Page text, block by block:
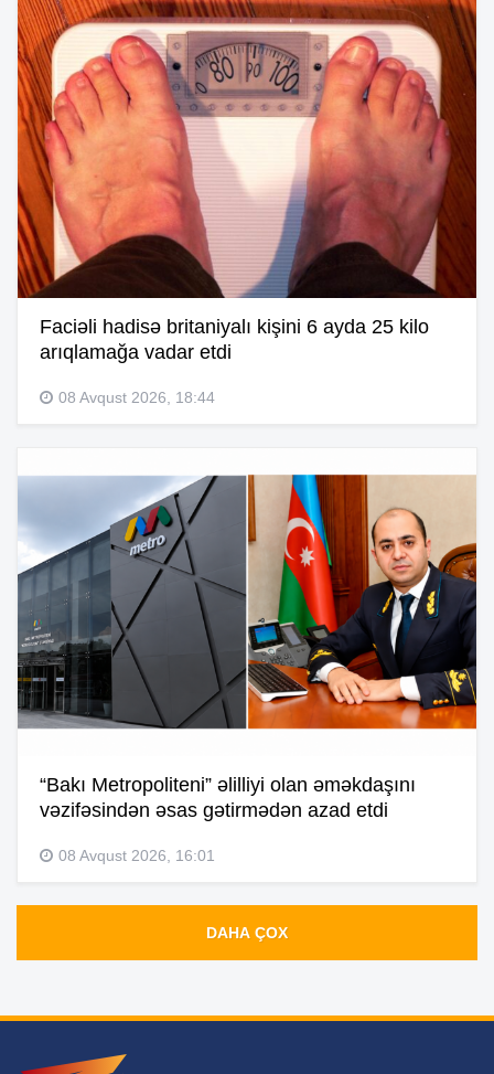
Faciəli hadisə britaniyalı kişini 6 ayda 25 kilo
arıqlamağa vadar etdi
08 Avqust 2026, 18:44
“Bakı Metropoliteni” əlilliyi olan əməkdaşını
vəzifəsindən əsas gətirmədən azad etdi
08 Avqust 2026, 16:01
DAHA ÇOX